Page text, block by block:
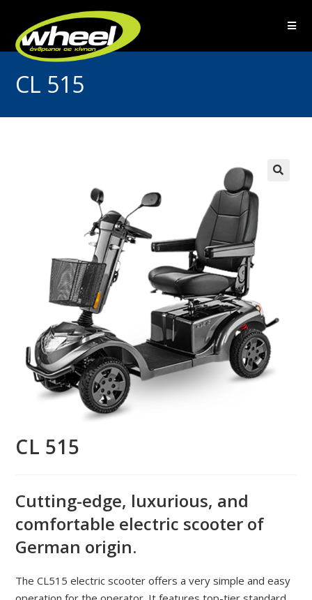
CL 515
CL 515
Cutting-edge, luxurious, and
comfortable electric scooter of
German origin.
The CL515 electric scooter offers a very simple and easy